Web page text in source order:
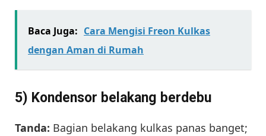
Baca Juga: Cara Mengisi Freon Kulkas
dengan Aman di Rumah
5) Kondensor belakang berdebu
Tanda: Bagian belakang kulkas panas banget;